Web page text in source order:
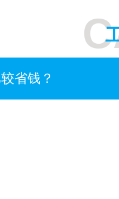
省钱？